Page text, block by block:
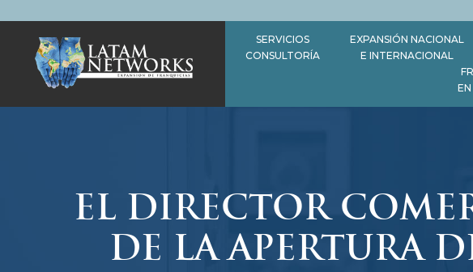
contenido
SERVICIOS
CONSULTORÍA
EXPANSIÓN NACIONAL
E INTERNACIONAL
EL DIRECTOR
DE LA APERTURA